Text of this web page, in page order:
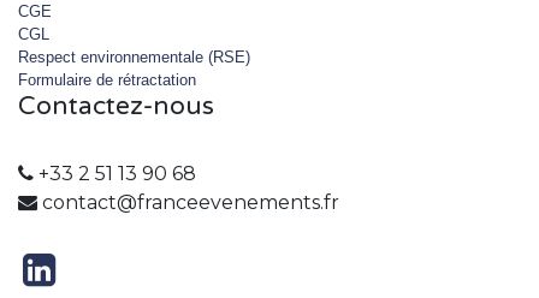
CGE
CGL
Respect environnementale (RSE)
Formulaire de rétractation
Contactez-nous
+33 2 51 13 90 68
contact@franceevenements.fr